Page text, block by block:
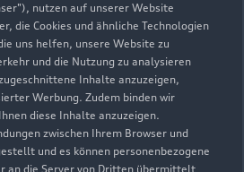
nutzen auf unserer Website
die Cookies und ähnliche Technologien
uns helfen, unsere Website zu
und die Nutzung zu analysieren
Inhalte anzuzeigen,
Werbung. Zudem binden wir
diese Inhalte anzuzeigen.
zwischen Ihrem Browser und
und es können personenbezogene
an die Server von Dritten übermittelt
amDonnerstag
amDonnerstag